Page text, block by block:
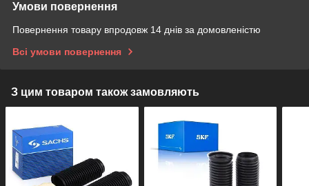
Умови повернення
Повернення товару впродовж 14 днів за домовленістю
Всі умови повернення
З цим товаром також замовляють